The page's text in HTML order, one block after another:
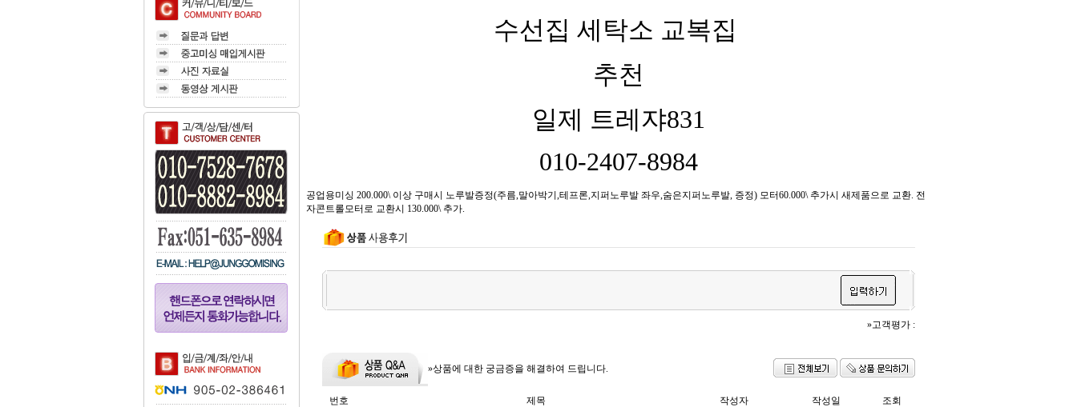
수선집 세탁소 교복집
추천
일제 트레쟈831
010-2407-8984
공업용미싱 200.000\ 이상 구매시 노루발증정(주름,말아박기,테프론,지퍼노루발 좌우,숨은지퍼노루발, 증정) 모터60.000\ 추가시 새제품으로 교환. 전
자콘트롤모터로 교환시 130.000\ 추가.
»고객평가 :
»상품에 대한 궁금증을 해결하여 드립니다.
번호 제목 작성자 작성일 조회